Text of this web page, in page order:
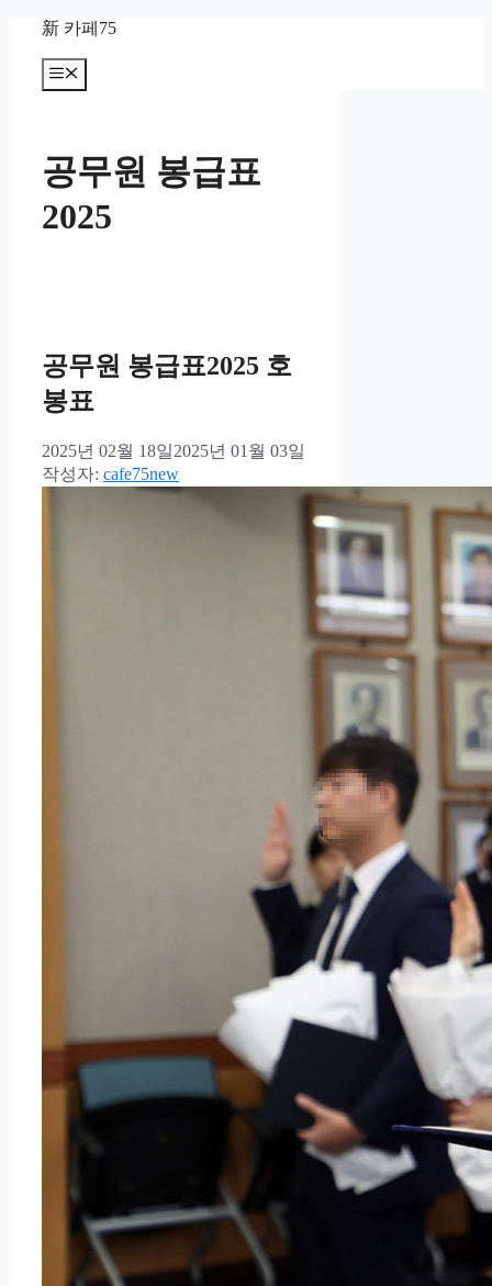
新 카페75
메
뉴
공무원 봉급표
2025
공무원 봉급표2025 호
봉표
2025년 02월 18일2025년 01월 03일
작성자: cafe75new